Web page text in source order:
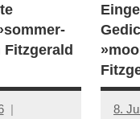
Fitzgerald
8.